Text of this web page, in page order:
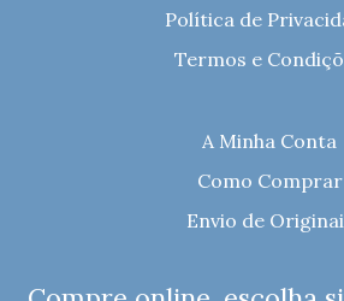
Política de
Termos e
A Minha Conta
Como Comprar
Envio de